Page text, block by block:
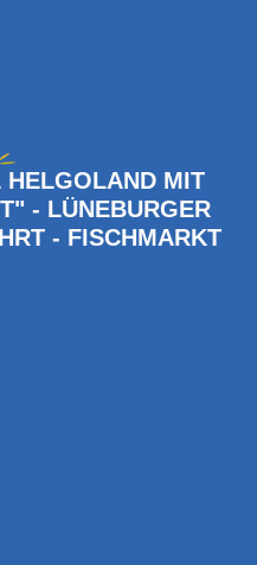
MIT
- LÜNEBURGER
- FISCHMARKT